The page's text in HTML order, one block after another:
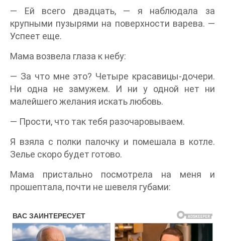
— Ей всего двадцать, — я наблюдала за
крупными пузырями на поверхности варева. —
Успеет еще.
Мама возвела глаза к небу:
— За что мне это? Четыре красавицы-дочери.
Ни одна не замужем. И ни у одной нет ни
малейшего желания искать любовь.
— Прости, что так тебя разочаровываем.
Я взяла с полки палочку и помешала в котле.
Зелье скоро будет готово.
Мама пристально посмотрела на меня и
прошептала, почти не шевеля губами: